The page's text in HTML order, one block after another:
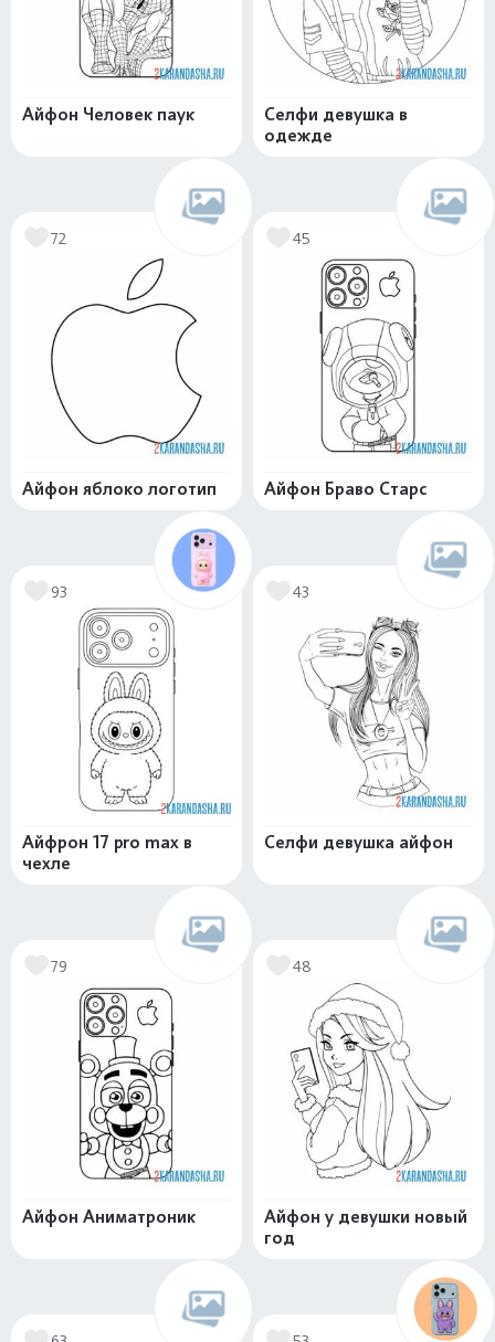
Айфон Человек паук
Селфи девушка в
одежде
72
Айфон яблоко логотип
45
Айфон Браво Старс
93
Айфрон 17 pro max в
чехле
43
Селфи девушка айфон
79
Айфон Аниматроник
48
Айфон у девушки новый
год